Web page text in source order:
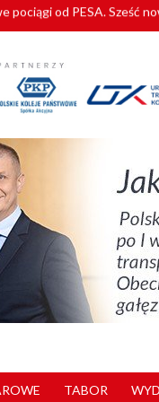
180 nowych
TABOR